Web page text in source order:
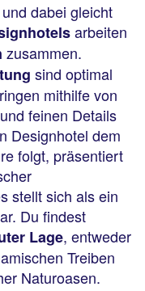
dabei gleicht
arbeiten
zusammen.
sind optimal
mithilfe von
feinen Details
Designhotel dem
folgt, präsentiert
stellt sich als ein
Du findest
Lage, entweder
Treiben
Naturoasen.